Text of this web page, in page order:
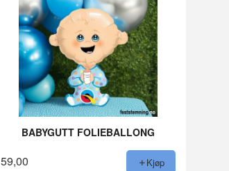
BABYGUTT FOLIEBALLONG
59,00 Kjøp